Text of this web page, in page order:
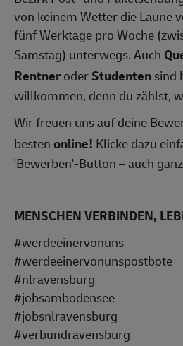
von keinem Wetter die Laune
fünf Werktage pro Woche
Samstag) unterwegs. Auch
RentneroderStudentensind
willkommen, denn du zählst,
Wir freuen uns auf deine
bestenonline! Klicke dazu
'Bewerben'-Button – auch
MENSCHEN VERBINDEN,
#werdeeinervonuns
#werdeeinervonunspostbote
#nlravensburg
#jobsambodensee
#jobsnlravensburg
#verbundravensburg